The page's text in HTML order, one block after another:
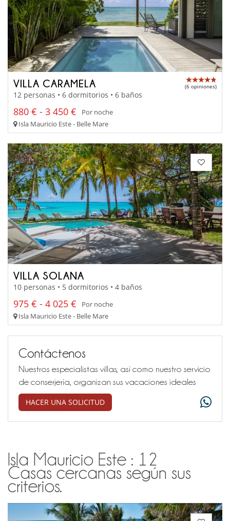
VILLA CARAMELA (6 opiniones)
12 personas • 6 dormitorios • 6 baños
880 € - 3 450 €
Por noche
Isla Mauricio Este - Belle Mare
VILLA SOLANA
10 personas • 5 dormitorios • 4 baños
975 € - 4 025 €
Por noche
Isla Mauricio Este - Belle Mare
Contáctenos
Nuestros especialistas villas, así como nuestro servicio
de conserjería, organizan sus vacaciones ideales
HACER UNA SOLICITUD
Isla Mauricio Este : 12
Casas cercanas según sus
criterios.